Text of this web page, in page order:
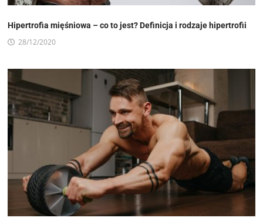
Hipertrofia mięśniowa – co to jest? Definicja i rodzaje hipertrofii
28/12/2020